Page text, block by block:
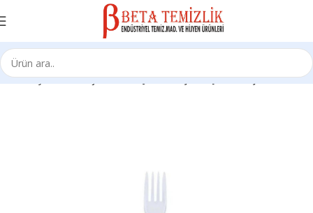
Ana Sayfa Ambalaj Ürünleri Çatal/Kaşık/Bıçak/Karıştırıcı